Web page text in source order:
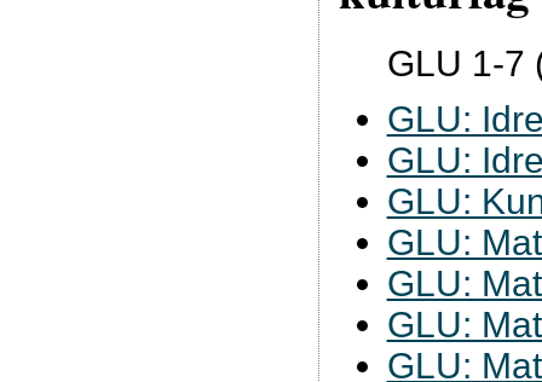
GLU 1-7
GLU:
GLU:
GLU:
GLU:
GLU:
GLU:
GLU: